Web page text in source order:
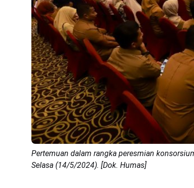
Pertemuan dalam rangka peresmian
Selasa (14/5/2024). [Dok. Humas]